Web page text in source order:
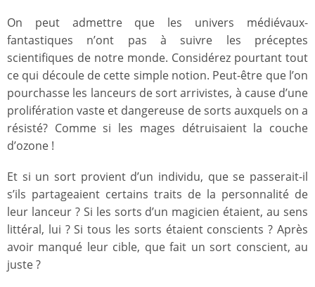
On peut admettre que les univers médiévaux-
fantastiques n’ont pas à suivre les préceptes
scientifiques de notre monde. Considérez pourtant tout
ce qui découle de cette simple notion. Peut-être que l’on
pourchasse les lanceurs de sort arrivistes, à cause d’une
prolifération vaste et dangereuse de sorts auxquels on a
résisté? Comme si les mages détruisaient la couche
d’ozone !
Et si un sort provient d’un individu, que se passerait-il
s’ils partageaient certains traits de la personnalité de
leur lanceur ? Si les sorts d’un magicien étaient, au sens
littéral, lui ? Si tous les sorts étaient conscients ? Après
avoir manqué leur cible, que fait un sort conscient, au
juste ?